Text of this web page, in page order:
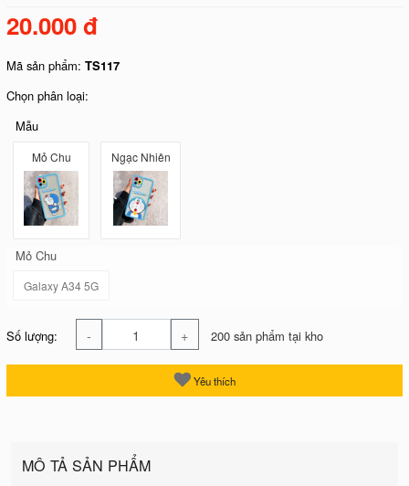
20.000 đ
Mã sản phẩm:TS117
Chọn phân loại:
Mẫu
Mỏ Chu Ngạc Nhiên
Mỏ Chu
Galaxy A34 5G
Số lượng: - + 200 sản phẩm tại kho
Yêu thích
MÔ TẢ SẢN PHẨM